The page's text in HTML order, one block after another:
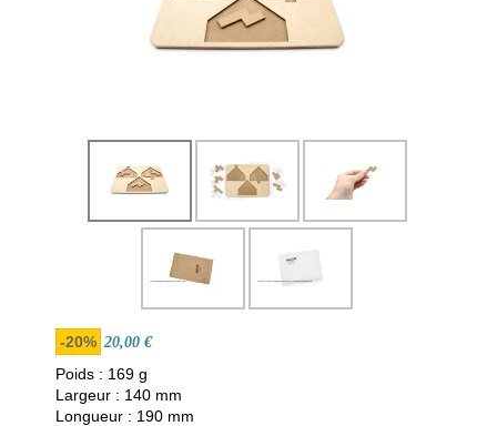
-20% 20,00 €
Poids : 169 g
Largeur : 140 mm
Longueur : 190 mm